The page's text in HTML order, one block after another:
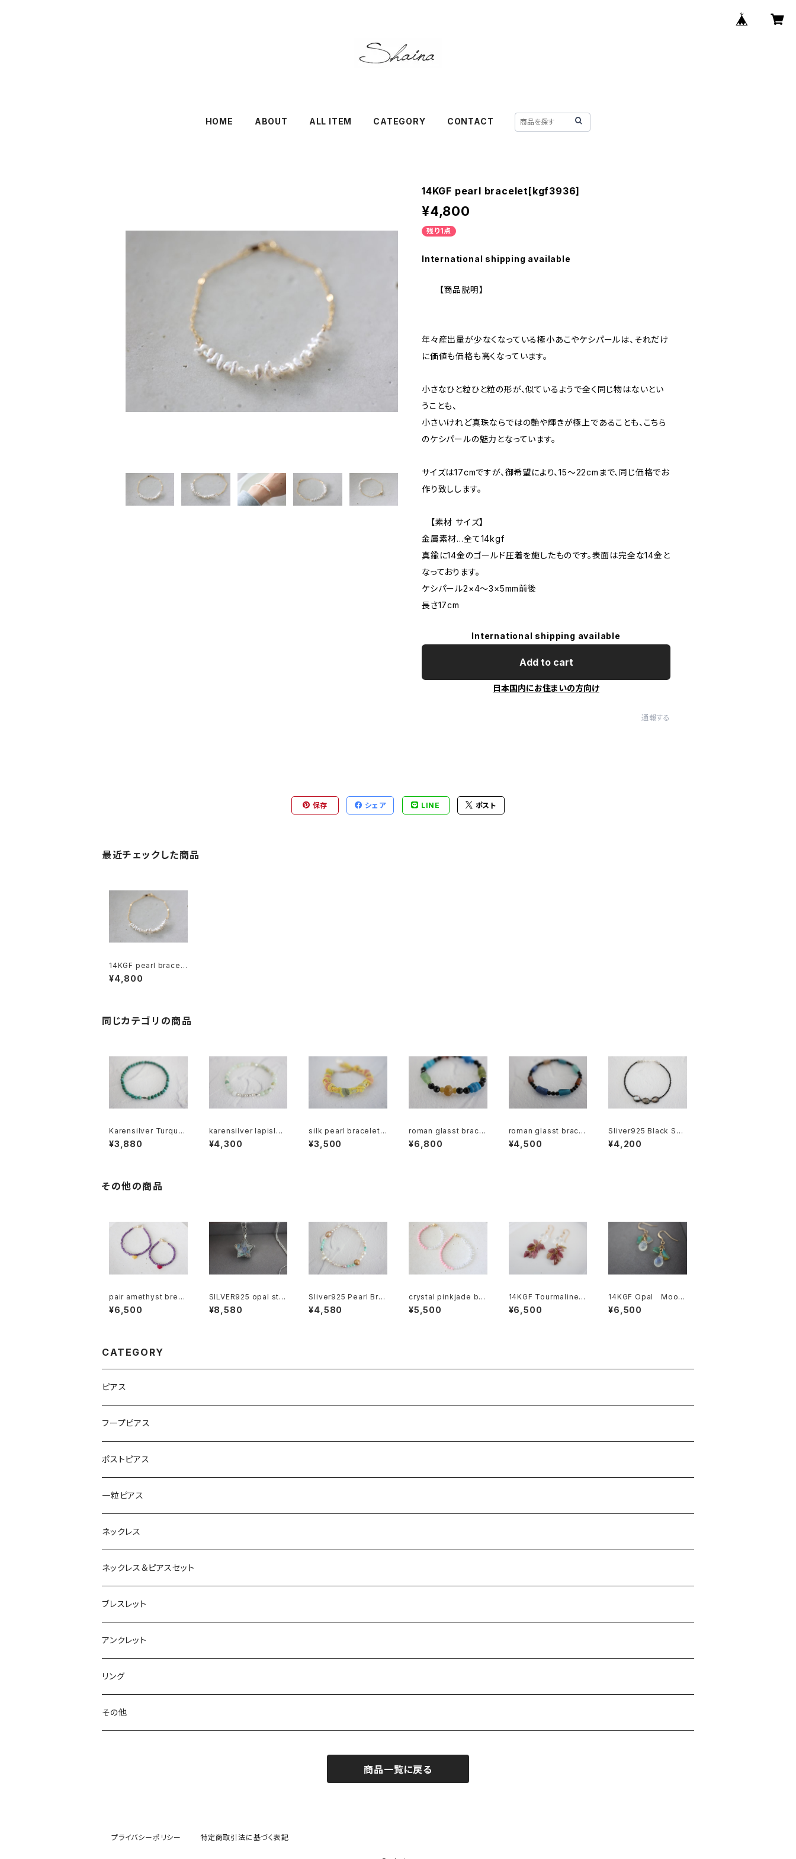
HOME ABOUT ALL ITEM CATEGORY CONTACT
14KGF pearl bracelet[kgf3936]
¥4,800
残り1点
International shipping available
【商品説明】
年々産出量が少なくなっている極小あこやケシパールは、それだけ
に価値も価格も高くなっています。
小さなひと粒ひと粒の形が、似ているようで全く同じ物はないとい
うことも、
小さいけれど真珠ならではの艶や輝きが極上であることも、こちら
のケシパールの魅力となっています。
サイズは17cmですが、御希望により、15〜22cmまで、同じ価格でお
作り致しします。
【素材 サイズ】
金属素材…全て14kgf
真鍮に14金のゴールド圧着を施したものです。表面は完全な14金と
なっております。
ケシパール2×4〜3×5mm前後
長さ17cm
International shipping available
Add to cart
日本国内にお住まいの方向け
通報する
保存 シェア LINE ポスト
最近チェックした商品
14KGF pearl bracel
et[kgf3936]
¥4,800
同じカテゴリの商品
Karensilver Turquoi
se Ｂrecelet[kgf557
9]
¥3,880
karensilver lapislaz
uli brecelet[kgf555
5]
¥4,300
silk pearl bracelet
[kgf5330]
¥3,500
roman glasst bracel
et [kgf5570]
¥6,800
roman glasst bracel
et [kgf5569]
¥4,500
Sliver925 Black Spi
nel Bracelet[kgf558
7]
¥4,200
その他の商品
pair amethyst brec
elet[kgf5022]
¥6,500
SILVER925 opal star
necklace[kgf0657]
¥8,580
Sliver925 Pearl Bra
celet[kgf5583]
¥4,580
crystal pinkjade bre
celet[kgf5011]
¥5,500
14KGF Tourmaline c
rystal pierce[kgf55
52]
¥6,500
14KGF Opal Moon
Stone Earring[kgf5
588]
¥6,500
CATEGORY
ピアス
フープピアス
ポストピアス
一粒ピアス
ネックレス
ネックレス＆ピアスセット
ブレスレット
アンクレット
リング
その他
商品一覧に戻る
プライバシーポリシー 特定商取引法に基づく表記